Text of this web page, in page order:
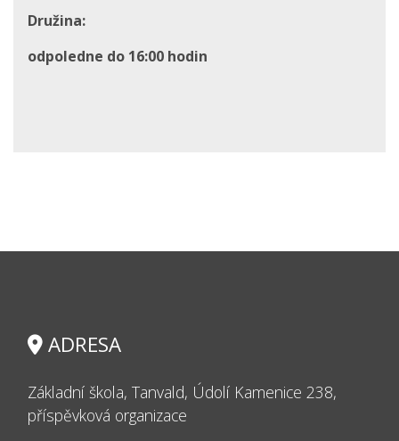
Družina:
odpoledne do 16:00 hodin
ADRESA
Základní škola, Tanvald, Údolí Kamenice 238,
příspěvková organizace